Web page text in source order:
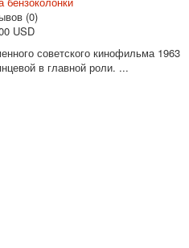
(0)
USD
советского кинофильма 1963
в главной роли. ...